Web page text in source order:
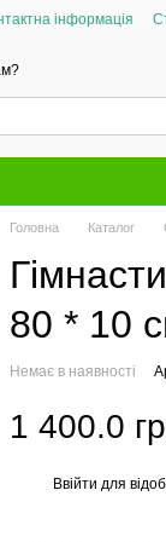
інформація
Головна Каталог
80 * 10
Немає в наявності
1 400.0
Ввійти для